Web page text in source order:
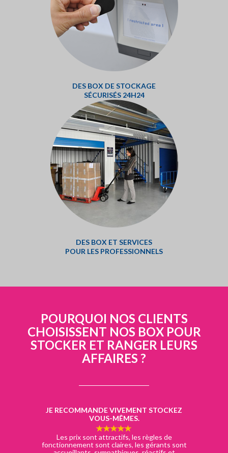
DES BOX DE STOCKAGE
SÉCURISÉS 24H24
DES BOX ET SERVICES
POUR LES PROFESSIONNELS
POURQUOI NOS CLIENTS
CHOISISSENT NOS BOX POUR
STOCKER ET RANGER LEURS
AFFAIRES ?
JE RECOMMANDE VIVEMENT STOCKEZ
VOUS-MÊMES.
Les prix sont attractifs, les règles de
fonctionnement sont claires, les gérants sont